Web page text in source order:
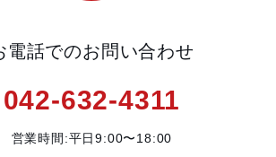
電話でのお問い合わせ
042-632-4311
営業時間:平日9:00〜18:00